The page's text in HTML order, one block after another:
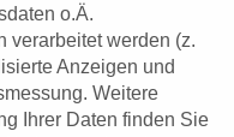
Chance machen:
2: Digitaler
o.Ä.
verarbeitet werden (z.
Anzeigen und
Weitere
Ihrer Daten finden Sie